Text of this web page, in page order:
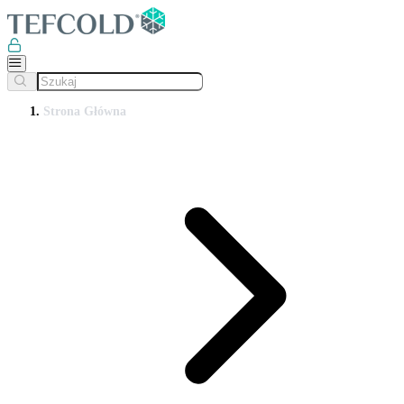
Strona Główna